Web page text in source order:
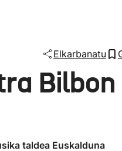
Elkarbanatu
Bilbon
taldea Euskalduna